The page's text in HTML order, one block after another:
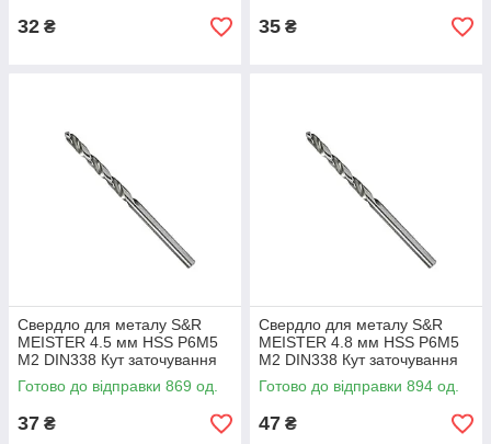
32 ₴ 35 ₴
Свердло для металу S&R
MEISTER 4.5 мм HSS Р6М5
М2 DIN338 Кут заточування
135 град (108800450)
Готово до відправки 869 од.
37 ₴
Свердло для металу S&R
MEISTER 4.8 мм HSS Р6М5
М2 DIN338 Кут заточування
135 град (108800480)
Готово до відправки 894 од.
47 ₴